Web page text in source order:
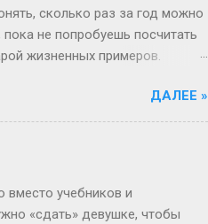
сколько раз за год можно
не попробуешь посчитать
жизненных примеров.
«А куда делся тот самый
если 1 января —
Тут уже веселее
эти два дня оказаться
суббота и воскресенье. Бинго!
ДАЛЕЕ »
вместо учебников и
«сдать» девушке, чтобы